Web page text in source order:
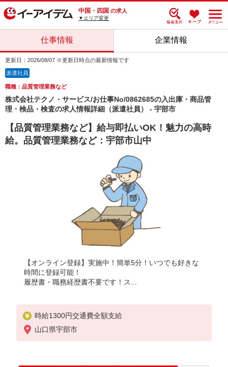
中国・四国 の求人
▼エリア変更
仕事情報 企業情報
更新日：2026/08/07 ※更新日時点の最新情報です
派遣社員
職種：品質管理業務など
株式会社テクノ・サービス/お仕事No/0862685の入出庫・商品管
理・検品・検査の求人情報詳細（派遣社員） - 宇部市
【品質管理業務など】給与即払いOK！魅力の高時
給。品質管理業務など：宇部市山中
【オンライン登録】実施中！簡単5分！いつでも好きな
時間に登録可能！
履歴書・職務経歴書不要です！ス...
時給1300円交通費全額支給
山口県宇部市